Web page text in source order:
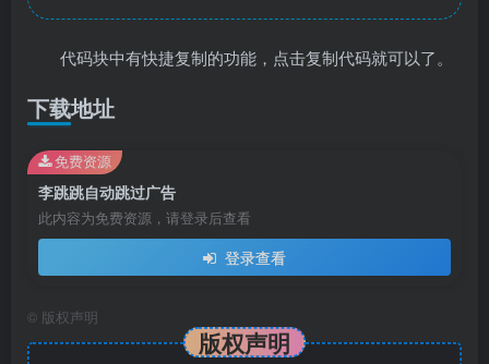
代码块中有快捷复制的功能，点击复制代码就可以了。
下载地址
李跳跳自动跳过广告
此内容为免费资源，请登录后查看
登录查看
免费资源
© 版权声明
版权声明